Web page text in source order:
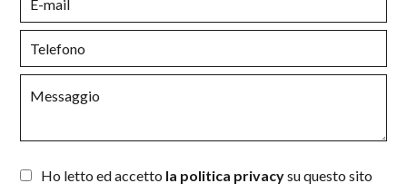
Ho letto ed accetto la politica privacysu questo sito